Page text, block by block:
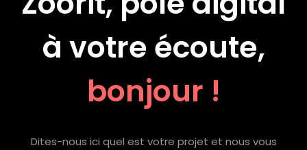
à votre écoute,
bonjour !
Dites-nous ici quel est votre projet et nous vous